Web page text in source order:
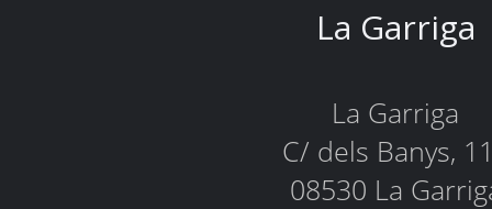
La Garriga
La Garriga
C/ dels Banys,
08530 La